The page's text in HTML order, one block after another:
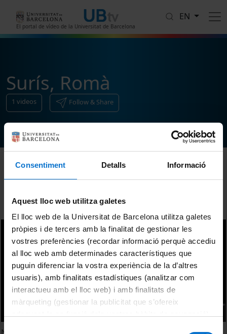
Consentiment Detalls Informació
Aquest lloc web utilitza galetes
El lloc web de la Universitat de Barcelona utilitza galetes
pròpies i de tercers amb la finalitat de gestionar les
vostres preferències (recordar informació perquè accediu
al lloc web amb determinades característiques que
puguin diferenciar la vostra experiència de la d’altres
usuaris), amb finalitats estadístiques (analitzar com
interactueu amb el lloc web) i amb finalitats de
màrqueting (gestionar la publicitat que s’ofereix
Selecció
El portal de vídeo de la Universitat de Barcelona
EN
Surís, Romà
1 videos Follow & Share
Sort